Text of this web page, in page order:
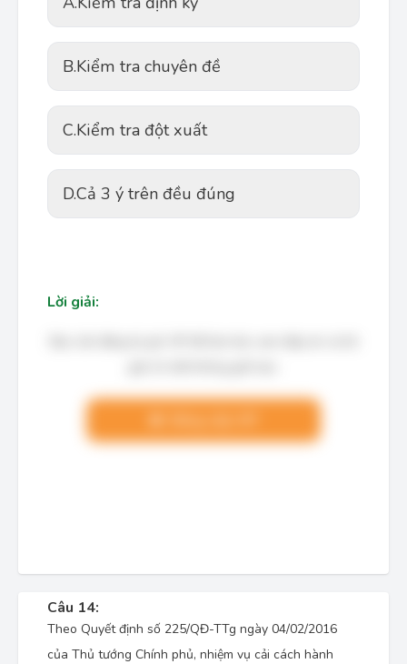
B.Kiểm tra chuyên đề
C.Kiểm tra đột xuất
D.Cả 3 ý trên đều đúng
Lời giải:
Câu 14:
Theo Quyết định số 225/QĐ-TTg ngày 04/02/2016
của Thủ tướng Chính phủ, nhiệm vụ cải cách hành